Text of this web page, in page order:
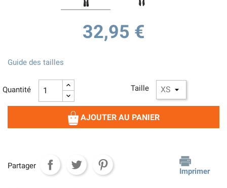
32,95 €
Taille
Guide des tailles
Quantité
AJOUTER AU PANIER
Partager
Imprimer